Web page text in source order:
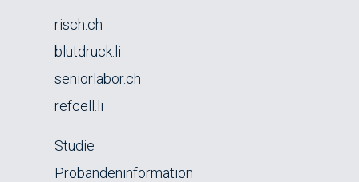
risch.ch
blutdruck.li
seniorlabor.ch
refcell.li
Studie
Probandeninformation